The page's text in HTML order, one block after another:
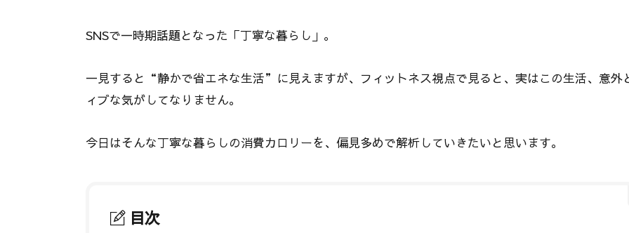
SNSで一時期話題となった「丁寧な暮らし」。
一見すると“静かで省エネな生活”に見えますが、フィットネス視点で見ると、実はこの生活、意外
ィブな気がしてなりません。
今日はそんな丁寧な暮らしの消費カロリーを、偏見多めで解析していきたいと思います。
目次